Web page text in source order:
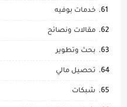
خدمات بوفيه
مقالات ونصائح
بحث وتطوير
تحصيل مالي
شبكات